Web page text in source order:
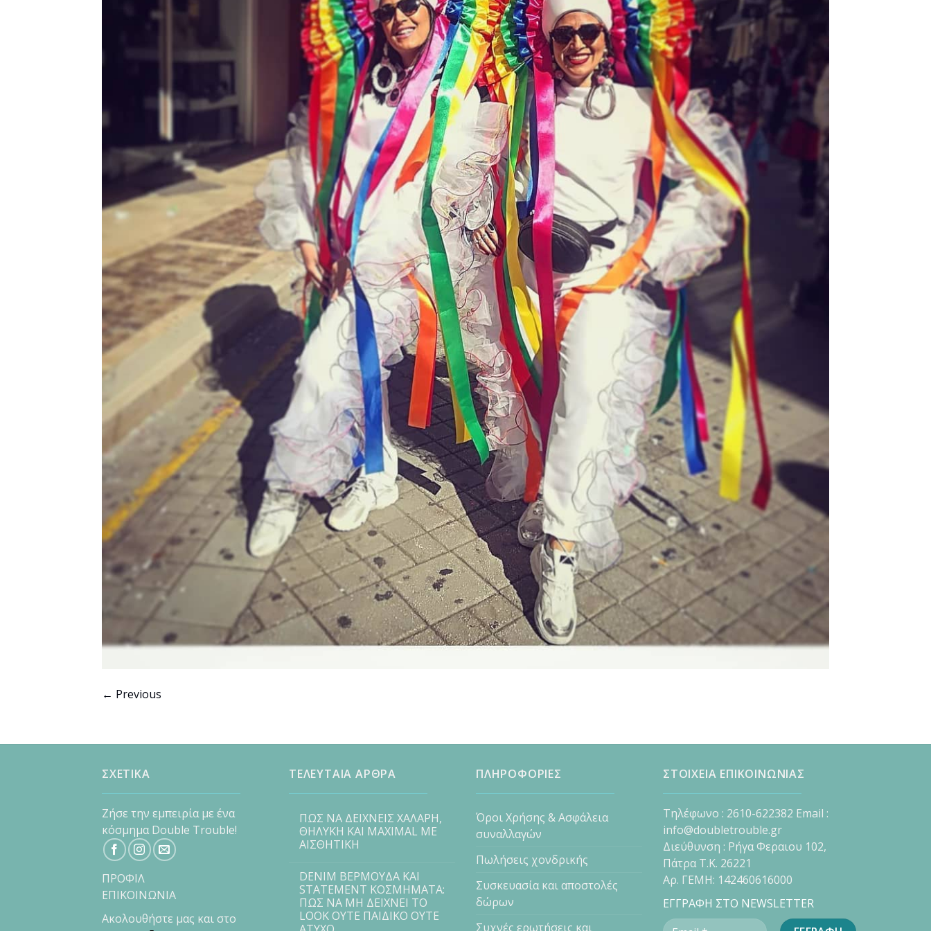
← Previous
ΣΧΕΤΙΚΑ
Ζήσε την εμπειρία με ένα
κόσμημα Double Trouble!
ΠΡΟΦΙΛ
ΕΠΙΚΟΙΝΩΝΙΑ
Ακολουθήστε μας και στο
ΤΕΛΕΥΤΑΙΑ ΑΡΘΡΑ
ΠΩΣ ΝΑ ΔΕΙΧΝΕΙΣ ΧΑΛΑΡΗ,
ΘΗΛΥΚΗ ΚΑΙ MAXIMAL ΜΕ
ΑΙΣΘΗΤΙΚΗ
DENIM ΒΕΡΜΟΥΔΑ ΚΑΙ
STATEMENT ΚΟΣΜΗΜΑΤΑ:
ΠΩΣ ΝΑ ΜΗ ΔΕΙΧΝΕΙ ΤΟ
LOOK ΟΥΤΕ ΠΑΙΔΙΚΟ ΟΥΤΕ
ΠΛΗΡΟΦΟΡΙΕΣ
Όροι Χρήσης & Ασφάλεια
συναλλαγών
Πωλήσεις χονδρικής
Συσκευασία και αποστολές
δώρων
Συχνές ερωτήσεις και
ΣΤΟΙΧΕΙΑ ΕΠΙΚΟΙΝΩΝΙΑΣ
Τηλέφωνο : 2610-622382 Email :
info@doubletrouble.gr
Διεύθυνση : Ρήγα Φεραιου 102,
Πάτρα Τ.Κ. 26221
Αρ. ΓΕΜΗ: 142460616000
ΕΓΓΡΑΦΗ ΣΤΟ NEWSLETTER